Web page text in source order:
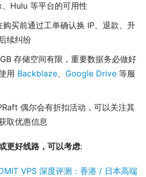
Hulu 等平台的可用性
购买前通过工单确认换 IP、退款、升
续纠纷
存储空间有限，重要数据务必做好
用 Backblaze、 Google Drive 等服
偶尔会有折扣活动，可以关注其
取优惠信息
更好线路，可以考虑:
VPS 深度评测：香港 / 日本高端